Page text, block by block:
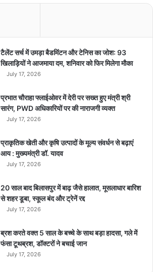
टैलेंट सर्च में उमड़ा बैडमिंटन और टेनिस का जोश: 93
खिलाड़ियों ने आजमाया दम, शनिवार को फिर मिलेगा मौका
July 17, 2026
प्रभात चौराहा फ्लाईओवर में देरी पर सख्त हुए मंत्री श्री
सारंग, PWD अधिकारियों पर की नाराजगी व्यक्त
July 17, 2026
प्राकृतिक खेती और कृषि उत्पादों के मूल्य संवर्धन से बढ़ाएं
आय : मुख्यमंत्री डॉ. यादव
July 17, 2026
20 साल बाद बिलासपुर में बाढ़ जैसे हालात, मूसलाधार बारिश
से शहर डूबा, स्कूल बंद और ट्रेनें रद्द
July 17, 2026
ब्रश करते वक्त 5 साल के बच्चे के साथ बड़ा हादसा, गले में
फंसा टूथब्रश, डॉक्टरों ने बचाई जान
July 17, 2026